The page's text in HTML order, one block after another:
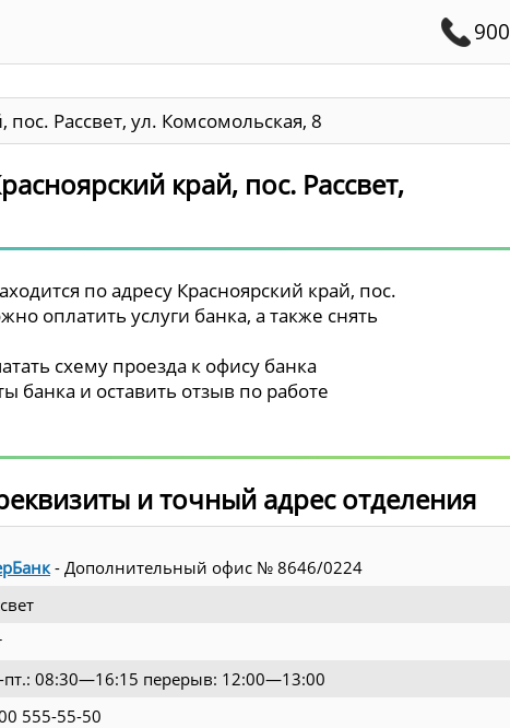
900
пос. Рассвет, ул. Комсомольская, 8
край, пос. Рассвет,
по адресу Красноярский край, пос.
оплатить услуги банка, а также снять
схему проезда к офису банка
банка и оставить отзыв по работе
и точный адрес отделения
- Дополнительный офис № 8646/0224
пт.: 08:30—16:15 перерыв: 12:00—13:00
555-55-50